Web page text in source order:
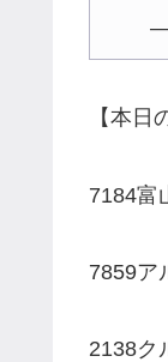
—
【本日
7184
7859
2138